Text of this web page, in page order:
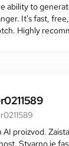
ability to
It's fast,
Highly
AI proizvod.
Stvarno je